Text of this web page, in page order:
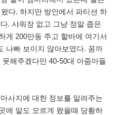
다. 하지만 방안에서 파티션 하
. 샤워장 없고 그냥 정말 좁은
게 200만동 주고 할바에 여기서
나빠 보이지 않아보였다. 꽁까
해주겠다만 40-50대 아줌마들
사지에 대한 정보를 알려주는
에 알도 모르게 왔을때 당황하